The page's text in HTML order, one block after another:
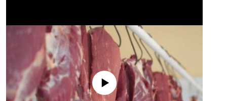
No media source currently available